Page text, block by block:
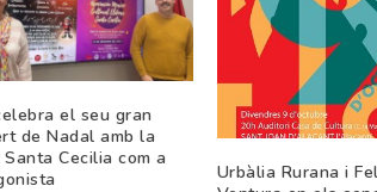
el seu gran
de Nadal amb la
Santa Cecilia com a
Urbàlia Rurana i